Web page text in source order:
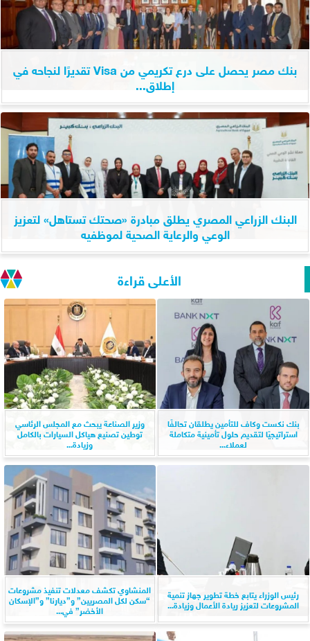
بنك مصر يحصل على درع تكريمي من Visa تقديرًا لنجاحه في
إطلاق...
البنك الزراعي المصري يطلق مبادرة «صحتك تستاهل» لتعزيز
الوعي والرعاية الصحية لموظفيه
الأعلى قراءة
بنك نكست وكاف للتأمين يطلقان تحالفًا
استراتيجيًا لتقديم حلول تأمينية متكاملة
لعملاء...
وزير الصناعة يبحث مع المجلس الرئاسي
توطين تصنيع هياكل السيارات بالكامل
وزيادة...
رئيس الوزراء يتابع خطة تطوير جهاز تنمية
المشروعات لتعزيز ريادة الأعمال وزيادة...
المنشاوي تكشف معدلات تنفيذ مشروعات
“سكن لكل المصريين” و”ديارنا” و”الإسكان
الأخضر” في...